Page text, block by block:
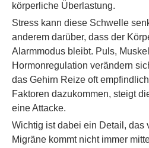
körperliche Überlastung.
Stress kann diese Schwelle
anderem darüber, dass der
Alarmmodus bleibt. Puls,
Hormonregulation verändern
das Gehirn Reize oft
Faktoren dazukommen, steigt
eine Attacke.
Wichtig ist dabei ein Detail, das
Migräne kommt nicht immer